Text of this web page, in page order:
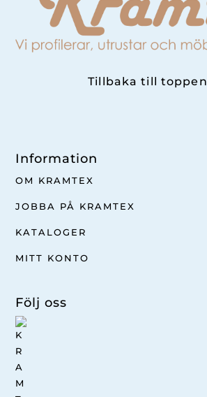
Tillbaka till toppen
Information
OM KRAMTEX
JOBBA PÅ KRAMTEX
KATALOGER
MITT KONTO
Följ oss